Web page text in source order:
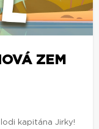
ZEM
kapitána Jirky!